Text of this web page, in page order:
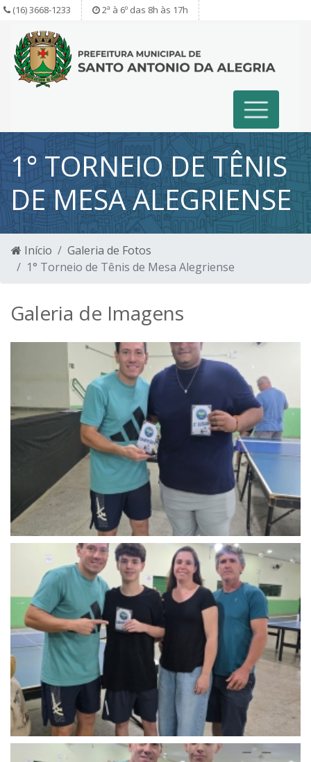
(16) 3668-1233 2ª à 6º das 8h às 17h
1° TORNEIO DE TÊNIS
DE MESA ALEGRIENSE
Início
Galeria de Fotos
1° Torneio de Tênis de Mesa Alegriense
Galeria de Imagens